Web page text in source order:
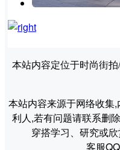
本站内容定位于时尚街
本站内容来源于网络收集
利人,若有问题请联系删
穿搭学习、研究或
客服